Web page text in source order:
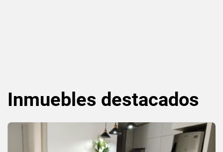
Inmuebles destacados